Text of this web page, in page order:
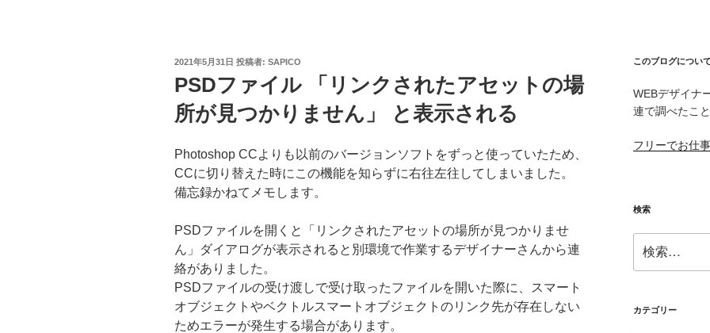
投
日:
2021年5月31日 投稿者: SAPICO
PSDファイル 「リンクされたアセットの場
所が見つかりません」 と表示される
Photoshop CCよりも以前のバージョンソフトをずっと使っていたため、
CCに切り替えた時にこの機能を知らずに右往左往してしまいました。
備忘録かねてメモします。
PSDファイルを開くと「リンクされたアセットの場所が見つかりませ
ん」ダイアログが表示されると別環境で作業するデザイナーさんから連
絡がありました。
PSDファイルの受け渡しで受け取ったファイルを開いた際に、スマート
オブジェクトやベクトルスマートオブジェクトのリンク先が存在しない
ためエラーが発生する場合があります。
このブログについ
WEBデザイナ
連で調べたこ
フリーでお仕
検索
索:
カテゴリー